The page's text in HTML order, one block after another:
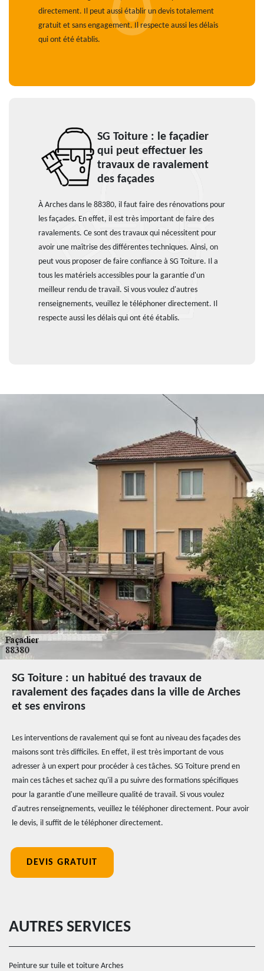
directement. Il peut aussi établir un devis totalement
gratuit et sans engagement. Il respecte aussi les délais
qui ont été établis.
SG Toiture : le façadier
qui peut effectuer les
travaux de ravalement
des façades
À Arches dans le 88380, il faut faire des rénovations pour
les façades. En effet, il est très important de faire des
ravalements. Ce sont des travaux qui nécessitent pour
avoir une maîtrise des différentes techniques. Ainsi, on
peut vous proposer de faire confiance à SG Toiture. Il a
tous les matériels accessibles pour la garantie d'un
meilleur rendu de travail. Si vous voulez d'autres
renseignements, veuillez le téléphoner directement. Il
respecte aussi les délais qui ont été établis.
SG Toiture : un habitué des travaux de
ravalement des façades dans la ville de Arches
et ses environs
Les interventions de ravalement qui se font au niveau des façades des
maisons sont très difficiles. En effet, il est très important de vous
adresser à un expert pour procéder à ces tâches. SG Toiture prend en
main ces tâches et sachez qu'il a pu suivre des formations spécifiques
pour la garantie d'une meilleure qualité de travail. Si vous voulez
d'autres renseignements, veuillez le téléphoner directement. Pour avoir
le devis, il suffit de le téléphoner directement.
DEVIS GRATUIT
AUTRES SERVICES
Peinture sur tuile et toiture Arches